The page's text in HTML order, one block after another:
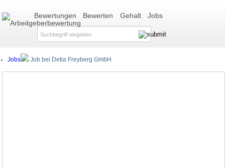
Bewertungen Bewerten Gehalt Jobs
Jobs Job bei Detia Freyberg GmbH